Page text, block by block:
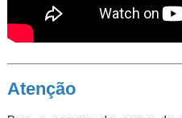
Atenção